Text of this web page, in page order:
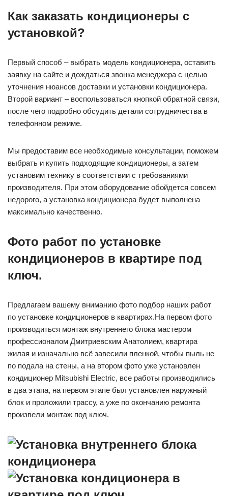
Как заказать кондиционеры с
установкой?
Первый способ – выбрать модель кондиционера, оставить
заявку на сайте и дождаться звонка менеджера с целью
уточнения нюансов доставки и установки кондиционера.
Второй вариант – воспользоваться кнопкой обратной связи,
после чего подробно обсудить детали сотрудничества в
телефонном режиме.
Мы предоставим все необходимые консультации, поможем
выбрать и купить подходящие кондиционеры, а затем
установим технику в соответствии с требованиями
производителя. При этом оборудование обойдется совсем
недорого, а установка кондиционера будет выполнена
максимально качественно.
Фото работ по установке
кондиционеров в квартире под
ключ.
Предлагаем вашему вниманию фото подбор наших работ
по установке кондиционеров в квартирах.На первом фото
производиться монтаж внутреннего блока мастером
профессионалом Дмитриевским Анатолием, квартира
жилая и изначально всё завесили пленкой, чтобы пыль не
по подала на стены, а на втором фото уже установлен
кондиционер Mitsubishi Electric, все работы производились
в два этапа, на первом этапе был установлен наружный
блок и проложили трассу, а уже по окончанию ремонта
произвели монтаж под ключ.